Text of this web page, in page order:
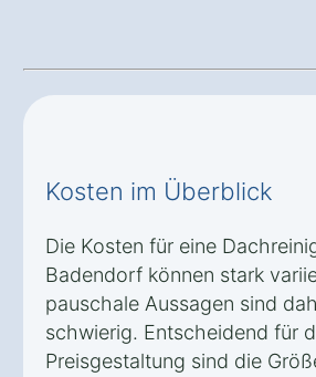
Kosten im Überblick
Die Kosten für eine
Badendorf können stark
pauschale Aussagen sind
schwierig. Entscheidend für
Preisgestaltung sind die